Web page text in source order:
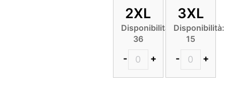
2XL
Disponibilità:
36
- +
3XL
Disponibilità:
15
- +